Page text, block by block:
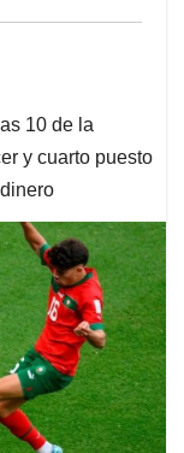
10 de la
y cuarto puesto